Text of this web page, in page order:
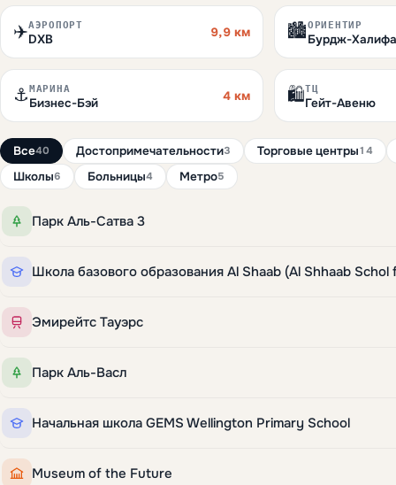
✈️АЭРОПОРТ
DXB 9,9 км 🏙️ОРИЕНТИР
Бурдж-Халифа
⚓ МАРИНА
Бизнес-Бэй 4 км 🛍️ТЦ
Гейт-Авеню
Все40 Достопримечательности3 Торговые центры14
Школы6 Больницы4 Метро5
Парк Аль-Сатва 3
Эмирейтс Тауэрс
Парк Аль-Васл
Начальная школа GEMS Wellington Primary School
Museum of the Future